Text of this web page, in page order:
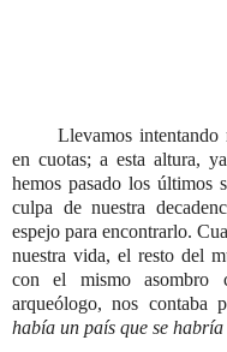
Llevamos intentando
en cuotas; a esta altura,
hemos pasado los últimos
culpa de nuestra
espejo para encontrarlo.
nuestra vida, el resto del
con el mismo asombro
arqueólogo, nos contaba
había un país que se